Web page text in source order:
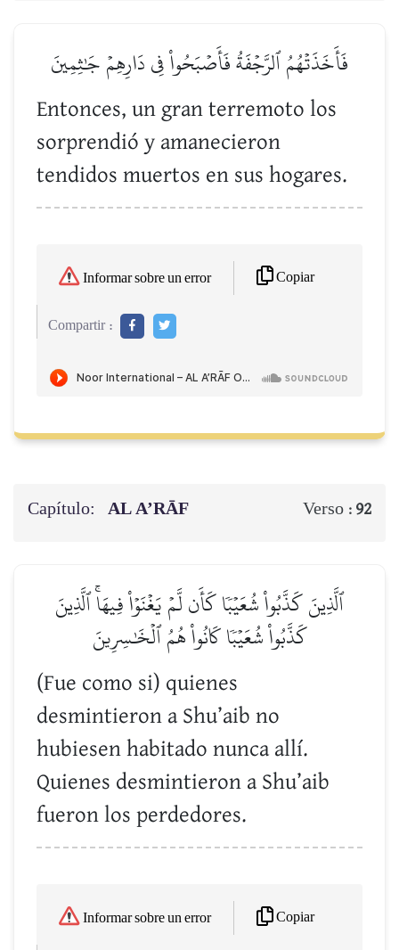
فَأَخَذَتۡهُمُ ٱلرَّجۡفَةُ فَأَصۡبَحُواْ فِي دَارِهِمۡ جَٰثِمِينَ
Entonces, un gran terremoto los
sorprendió y amanecieron
tendidos muertos en sus hogares.
Informar sobre un error Copiar
Compartir :
Capítulo: AL A’RĀF Verso : 92
ٱلَّذِينَ كَذَّبُواْ شُعَيۡبٗا كَأَن لَّمۡ يَغۡنَوۡاْ فِيهَاۚ ٱلَّذِينَ
كَذَّبُواْ شُعَيۡبٗا كَانُواْ هُمُ ٱلۡخَٰسِرِينَ
(Fue como si) quienes
desmintieron a Shu’aib no
hubiesen habitado nunca allí.
Quienes desmintieron a Shu’aib
fueron los perdedores.
Informar sobre un error Copiar